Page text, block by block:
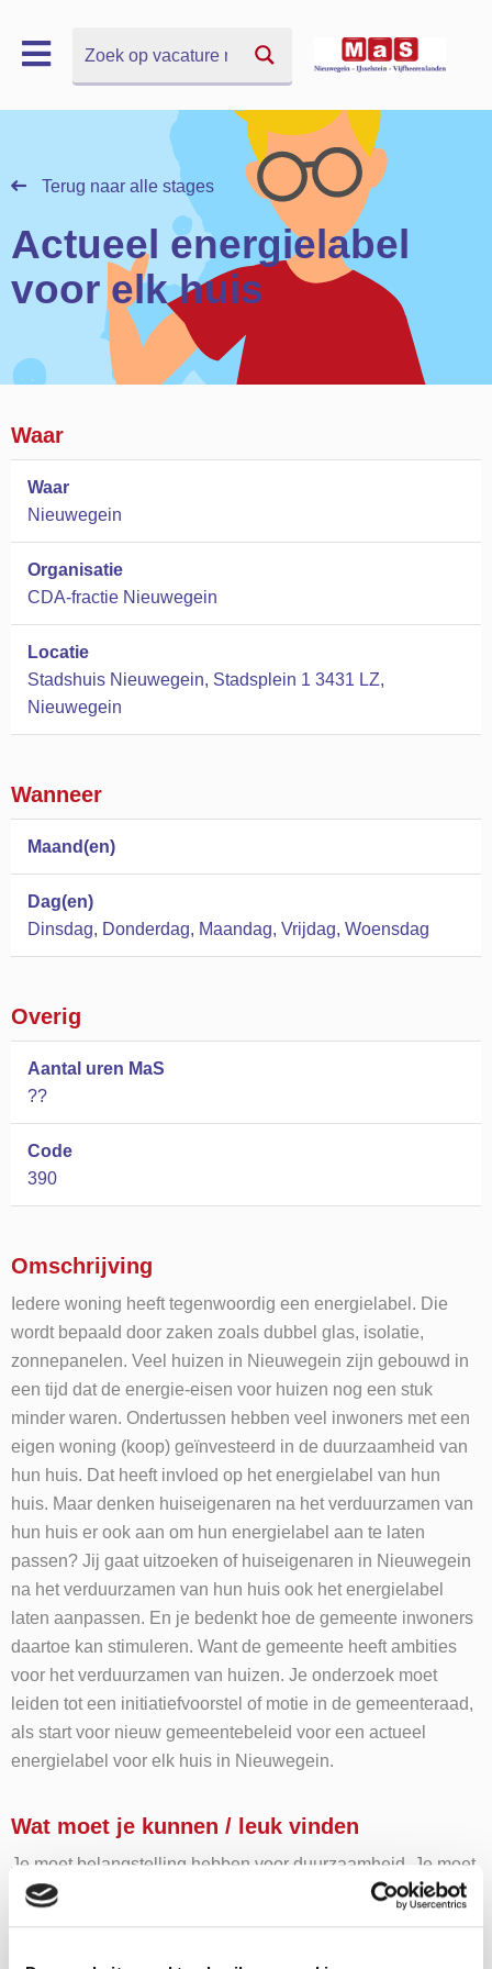
Terug naar alle stages
Actueel energielabel
voor elk huis
Waar
Waar
Nieuwegein
Organisatie
CDA-fractie Nieuwegein
Locatie
Stadshuis Nieuwegein, Stadsplein 1 3431 LZ,
Nieuwegein
Wanneer
Maand(en)
Dag(en)
Dinsdag, Donderdag, Maandag, Vrijdag, Woensdag
Overig
Aantal uren MaS
??
Code
390
Omschrijving
Iedere woning heeft tegenwoordig een energielabel. Die
wordt bepaald door zaken zoals dubbel glas, isolatie,
zonnepanelen. Veel huizen in Nieuwegein zijn gebouwd in
een tijd dat de energie-eisen voor huizen nog een stuk
minder waren. Ondertussen hebben veel inwoners met een
eigen woning (koop) geïnvesteerd in de duurzaamheid van
hun huis. Dat heeft invloed op het energielabel van hun
huis. Maar denken huiseigenaren na het verduurzamen van
hun huis er ook aan om hun energielabel aan te laten
passen? Jij gaat uitzoeken of huiseigenaren in Nieuwegein
na het verduurzamen van hun huis ook het energielabel
laten aanpassen. En je bedenkt hoe de gemeente inwoners
daartoe kan stimuleren. Want de gemeente heeft ambities
voor het verduurzamen van huizen. Je onderzoek moet
leiden tot een initiatiefvoorstel of motie in de gemeenteraad,
als start voor nieuw gemeentebeleid voor een actueel
energielabel voor elk huis in Nieuwegein.
Wat moet je kunnen / leuk vinden
Je moet belangstelling hebben voor duurzaamheid. Je moet
zowel (betrouwbare!) informatie kunnen verzamelen als ook